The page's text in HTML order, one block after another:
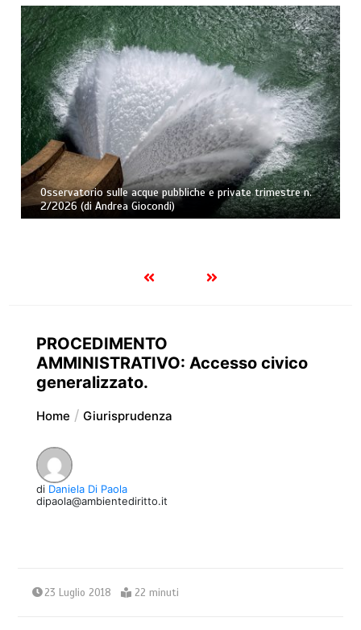
Caducazione della confisca di prevenzione per tardività e
rinnovabilità della misura. Nota a Cass., Sez. II Pen., 3
aprile 2026, ud. 19 marzo 2026, n. 12671 (di Andrea
Fortunato)
PROCEDIMENTO
AMMINISTRATIVO: Accesso civico
generalizzato.
Home Giurisprudenza
di Daniela Di Paola
dipaola@ambientediritto.it
23 Luglio 2018 22 minuti